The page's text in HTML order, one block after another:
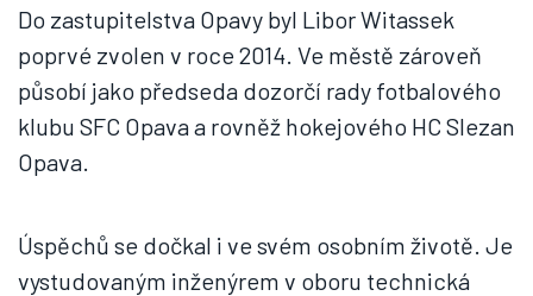
Do zastupitelstva Opavy byl Libor Witassek
poprvé zvolen v roce 2014. Ve městě zároveň
působí jako předseda dozorčí rady fotbalového
klubu SFC Opava a rovněž hokejového HC Slezan
Opava.
Úspěchů se dočkal i ve svém osobním životě. Je
vystudovaným inženýrem v oboru technická